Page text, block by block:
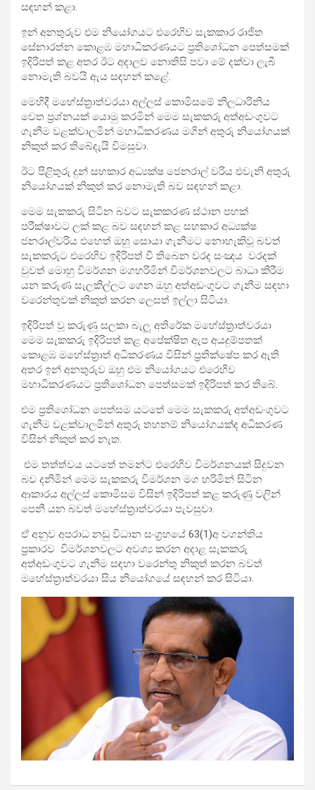
සඳහන් කළා.
ඉන් අනතුරුව එම නියෝගයට එරෙහිව සැකකාර රාජිත
සේනාරත්න කොළඹ මහාධිකරණයට ප්‍රතිශෝධන පෙත්සමක්
ඉදිරිපත් කළ අතර ඊට අදාලව නොතිසි පවා මේ දක්වා ලැබී
නොමැති බවයි ඇය සඳහන් කළේ.
මෙහිදී මහේස්ත්‍රාත්වරයා අල්ලස් කොමිසමේ නිලධාරිනිය
වෙත ප්‍රශ්නයක් යොමු කරමින් මෙම සැකකරු අත්අඩංගුවට
ගැනීම වළක්වාලමින් මහාධිකරණය මගින් අතුරු නියෝගයක්
නිකුත් කර තිබේදැයි විමසුවා.
ඊට පිළිතුරු දුන් සහකාර අධ්‍යක්ෂ ජෙනරාල් වරිය එවැනි අතුරු
නියෝගයක් නිකුත් කර නොමැති බව සඳහන් කළා.
මෙම සැකකරු සිටින බවට සැකකරණ ස්ථාන පහක්
පරීක්ෂාවට ලක් කළ බව සඳහන් කළ සහකාර අධ්‍යක්ෂ
ජනරාල්වරිය එහෙත් ඔහු සොයා ගැනීමට නොහැකිවූ බවත්
සැකකරුට එරෙහිව ඉදිරිපත් වී තිබෙන වරද සංඤය වරදක්
වුවත් මොහු විමර්ශන මගහරිමින් විමර්ශනවලට බාධා කිරීම
යන කරුණ සැලකිල්ලට ගෙන ඔහු අත්අඩංගුවට ගැනීම සඳහා
වරෙන්තුවක් නිකුත් කරන ලෙසත් ඉල්ලා සිටියා.
ඉදිරිපත් වූ කරුණු සලකා බැලූ අතිරේක මහේස්ත්‍රාත්වරයා
මෙම සැකකරු ඉදිරිපත් කළ අපේක්ෂිත ඇප අයදුම්පතක්
කොළඹ මහේස්ත්‍රාත් අධිකරණය විසින් ප්‍රතික්ෂේප කර ඇති
අතර ඉන් අනතුරුව ඔහු එම නියෝගයට එරෙහිව
මහාධිකරණයට ප්‍රතිශෝධන පෙත්සමක් ඉදිරිපත් කර තිබේ.
එම ප්‍රතිශෝධන පෙත්සම යටතේ මෙම සැකකරු අත්අඩංගුවට
ගැනීම වළක්වාලමින් අතුරු තහනම් නියෝගයක්ද අධිකරණ
විසින් නිකුත් කර නැත.
එම තත්ත්වය යටතේ තමන්ට එරෙහිව විමර්ශනයක් සිදුවන
බව දනිමින් මෙම සැකකරු විමර්ශන මග හරිමින් සිටින
ආකාරය අල්ලස් කොමිසම විසින් ඉදිරිපත් කළ කරුණු වලින්
පෙනී යන බවත් මහේස්ත්‍රාත්වරයා පැවසුවා.
ඒ අනුව අපරාධ නඩු විධාන සංග්‍රහයේ 63(1)අ වගන්තිය
ප්‍රකාරව විමර්ශනවලට අවශ්‍ය කරන අදාළ සැකකරු
අත්අඩංගුවට ගැනීම සඳහා වරෙන්තු නිකුත් කරන බවත්
මහේස්ත්‍රාත්වරයා සිය නියෝගයේ සඳහන් කර සිටියා.